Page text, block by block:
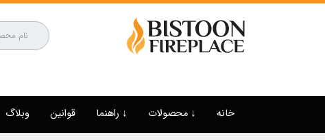
خانه ↓ محصولات ↓ راهنما قوانین وبلاگ